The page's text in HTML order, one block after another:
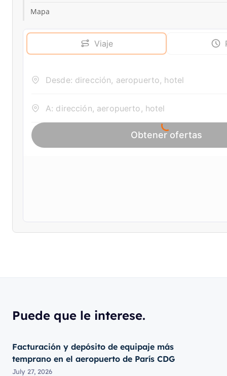
Mapa
Puede que le interese.
Facturación y depósito de equipaje más
temprano en el aeropuerto de París CDG
July 27, 2026